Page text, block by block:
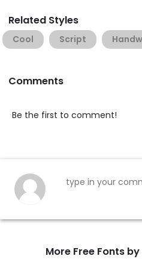
Related Styles
Cool Script
Comments
Be the first to comment!
More Free Fonts